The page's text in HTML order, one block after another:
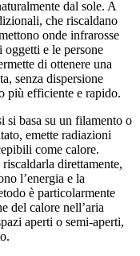
dal sole. A
che riscaldano
onde infrarosse
e le persone
di ottenere una
senza dispersione
più efficiente e rapido.
si basa su un filamento o
emette radiazioni
come calore.
direttamente,
l’energia e la
è particolarmente
del calore nell’aria
aperti o semi-aperti,